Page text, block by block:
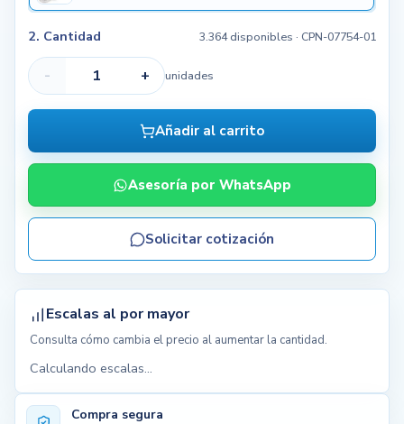
Compra segura
2. Cantidad 3.364 disponibles · CPN-07754-01
- + unidades
Añadir al carrito
Asesoría por WhatsApp
Solicitar cotización
Escalas al por mayor
Consulta cómo cambia el precio al aumentar la cantidad.
Calculando escalas...